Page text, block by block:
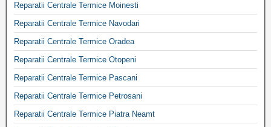
Reparatii Centrale Termice Moinesti
Reparatii Centrale Termice Navodari
Reparatii Centrale Termice Oradea
Reparatii Centrale Termice Otopeni
Reparatii Centrale Termice Pascani
Reparatii Centrale Termice Petrosani
Reparatii Centrale Termice Piatra Neamt